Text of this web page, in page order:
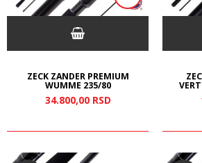
ZECK ZANDER PREMIUM
WUMME 235/80
34.800,00 RSD